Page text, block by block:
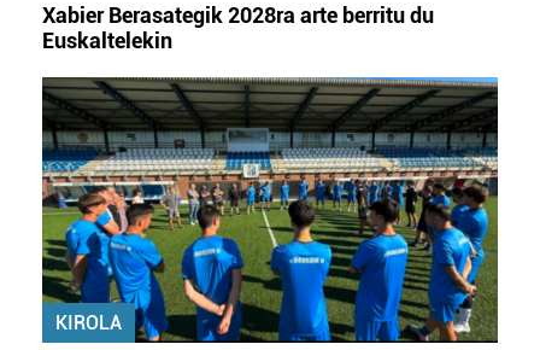
Xabier Berasategik 2028ra arte berritu du
Euskaltelekin
KIROLA